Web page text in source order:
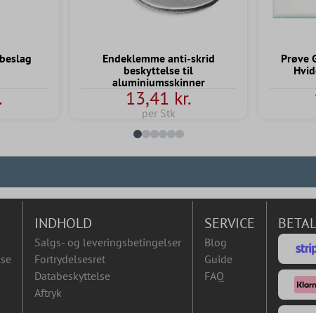
Endeklemme anti-skrid
beskyttelse til
aluminiumsskinner
13,41 kr.
per Stk
Prøve
INDHOLD
Salgs- og leveringsbetingelser
Fortrydelsesret
Databeskyttelse
Aftryk
SERVICE
Blog
Guide
FAQ